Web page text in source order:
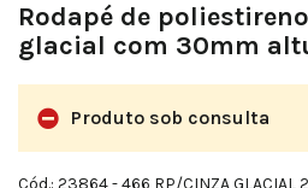
Rodapé de
glacial com 30mm
Produto sob consulta
Cód.: 23864- 466 RP/CINZA GLACIAL